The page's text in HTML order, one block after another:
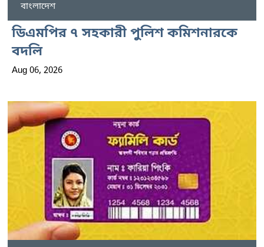
বাংলাদেশ
ডিএমপির ৭ সহকারী পুলিশ কমিশনারকে
বদলি
Aug 06, 2026